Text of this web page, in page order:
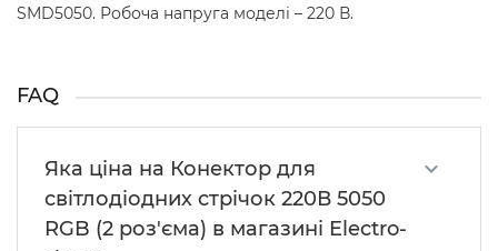
SMD5050. Робоча напруга моделі – 220 В.
FAQ
Яка ціна на Конектор для
свiтлодiодних стрiчок 220В 5050
RGB (2 роз'єма) в магазині Electro-